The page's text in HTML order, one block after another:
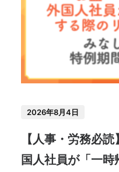
2026年8月4日
【人事・労務必
国人社員が「一